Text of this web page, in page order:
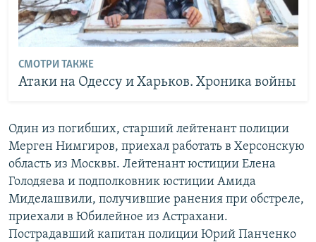
СМОТРИ ТАКЖЕ
Атаки на Одессу и Харьков. Хроника войны
Один из погибших, старший лейтенант полиции
Мерген Нимгиров, приехал работать в Херсонскую
область из Москвы. Лейтенант юстиции Елена
Голодяева и подполковник юстиции Амида
Миделашвили, получившие ранения при обстреле,
приехали в Юбилейное из Астрахани.
Пострадавший капитан полиции Юрий Панченко